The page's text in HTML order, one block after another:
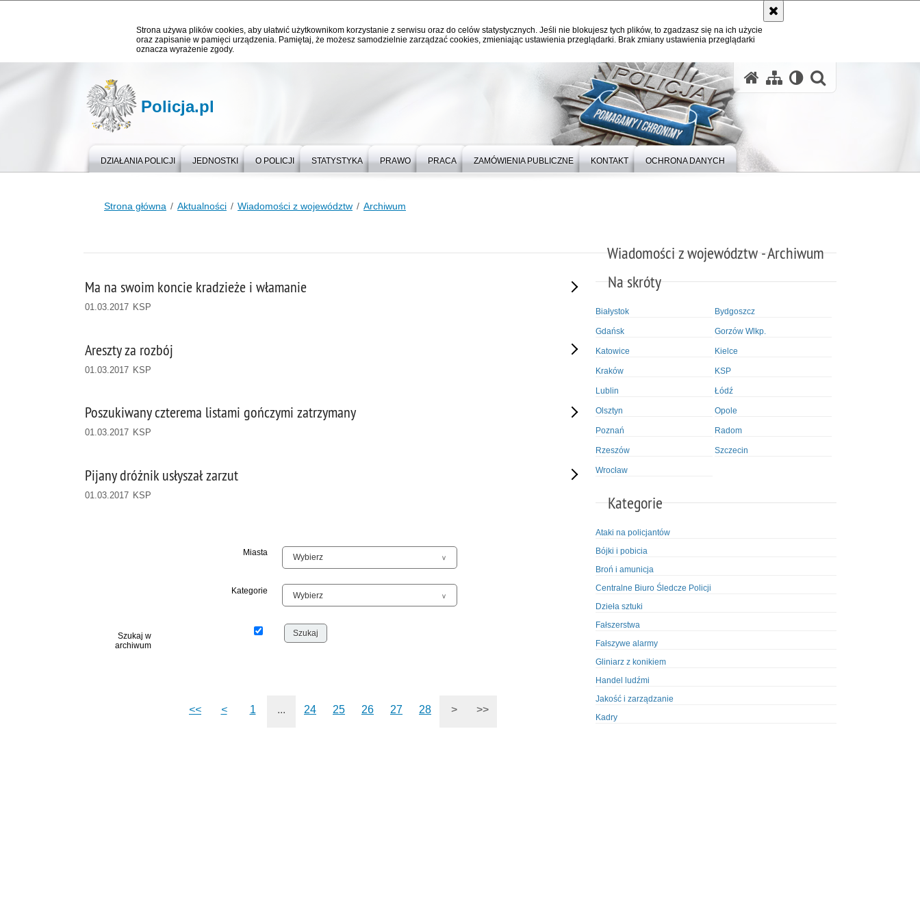
Strona używa plików cookies, aby ułatwić użytkownikom korzystanie z serwisu oraz do celów statystycznych. Jeśli nie blokujesz tych plików, to zgadzasz się na ich użycie
oraz zapisanie w pamięci urządzenia. Pamiętaj, że możesz samodzielnie zarządzać cookies, zmieniając ustawienia przeglądarki. Brak zmiany ustawienia przeglądarki
oznacza wyrażenie zgody.
Policja.pl
DZIAŁANIA POLICJI JEDNOSTKI O POLICJI STATYSTYKA PRAWO PRACA ZAMÓWIENIA PUBLICZNE KONTAKT OCHRONA DANYCH
Strona główna Aktualności Wiadomości z województw Archiwum
Wiadomości z województw - Archiwum
Ma na swoim koncie kradzieże i włamanie
01.03.2017 KSP
Areszty za rozbój
01.03.2017 KSP
Poszukiwany czterema listami gończymi zatrzymany
01.03.2017 KSP
Pijany dróżnik usłyszał zarzut
01.03.2017 KSP
Miasta
Kategorie
Szukaj w
archiwum
<< < 1 ... 24 25 26 27 28 > >>
Na skróty
Białystok Bydgoszcz
Gdańsk Gorzów Wlkp.
Katowice Kielce
Kraków KSP
Lublin Łódź
Olsztyn Opole
Poznań Radom
Rzeszów Szczecin
Wrocław
Kategorie
Ataki na policjantów
Bójki i pobicia
Broń i amunicja
Centralne Biuro Śledcze Policji
Dzieła sztuki
Fałszerstwa
Fałszywe alarmy
Gliniarz z konikiem
Handel ludźmi
Jakość i zarządzanie
Kadry